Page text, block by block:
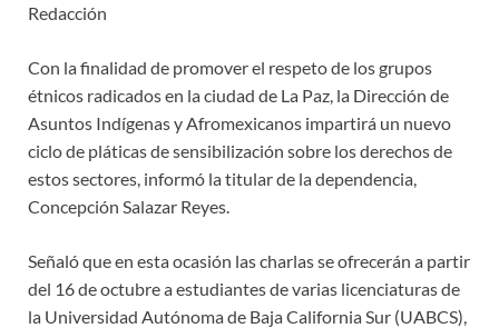
Redacción
Con la finalidad de promover el respeto de los grupos
étnicos radicados en la ciudad de La Paz, la Dirección de
Asuntos Indígenas y Afromexicanos impartirá un nuevo
ciclo de pláticas de sensibilización sobre los derechos de
estos sectores, informó la titular de la dependencia,
Concepción Salazar Reyes.
Señaló que en esta ocasión las charlas se ofrecerán a partir
del 16 de octubre a estudiantes de varias licenciaturas de
la Universidad Autónoma de Baja California Sur (UABCS),